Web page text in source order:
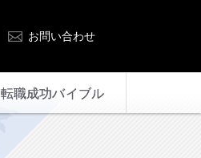
お問い合わせ
転職成功バイブル